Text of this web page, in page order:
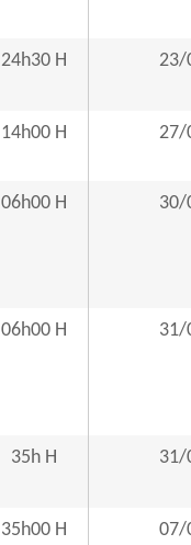
24h30 H 23/
14h00 H 27/
06h00 H 30/
06h00 H 31/
35h H 31/
35h00 H 07/